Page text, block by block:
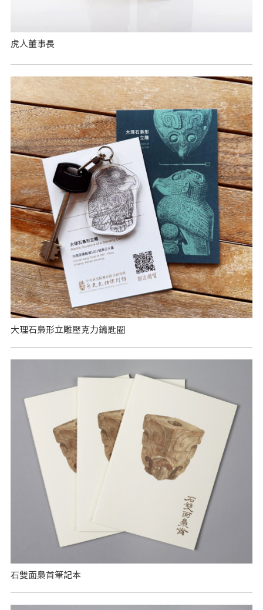
虎人董事長
大理石梟形立雕壓克力鑰匙圈
石雙面梟首筆記本